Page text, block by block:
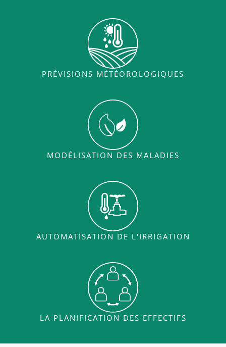
PRÉVISIONS MÉTÉOROLOGIQUES
MODÉLISATION DES MALADIES
AUTOMATISATION DE L'IRRIGATION
LA PLANIFICATION DES EFFECTIFS